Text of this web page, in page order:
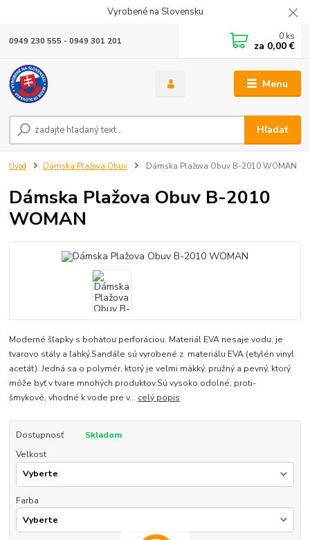
Vyrobené na Slovensku
Menu
Hľadať
0949 230 555 - 0949 301 201 0 ks
za 0,00 €
Úvod Dámska Plažova Obuv Dámska Plažova Obuv B-2010 WOMAN
Dámska Plažova Obuv B-2010
WOMAN
Moderné šľapky s bohatou perforáciou. Materiál EVA nesaje vodu, je
tvarovo stály a ľahký.Sandále sú vyrobené z materiálu EVA (etylén vinyl
acetát). Jedná sa o polymér, ktorý je veľmi mäkký, pružný a pevný, ktorý
môže byť v tvare mnohých produktov.Sú vysoko odolné, proti-
šmykové, vhodné k vode pre v... celý popis
Dostupnosť
Skladom
Velkost
Farba